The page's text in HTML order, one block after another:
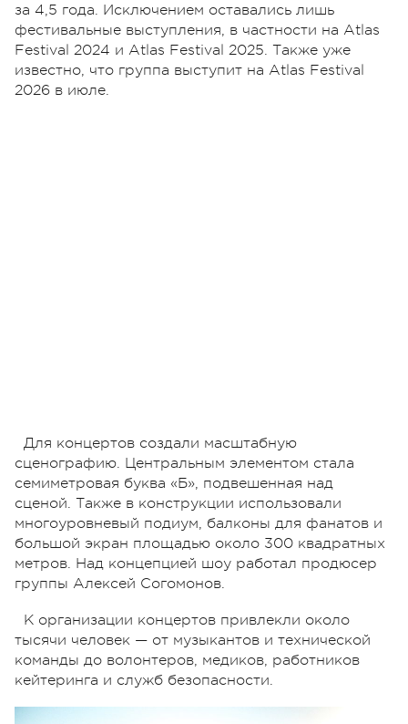
за 4,5 года. Исключением оставались лишь
фестивальные выступления, в частности на Atlas
Festival 2024 и Atlas Festival 2025. Также уже
известно, что группа выступит на Atlas Festival
2026 в июле.
Для концертов создали масштабную
сценографию. Центральным элементом стала
семиметровая буква «Б», подвешенная над
сценой. Также в конструкции использовали
многоуровневый подиум, балконы для фанатов и
большой экран площадью около 300 квадратных
метров. Над концепцией шоу работал продюсер
группы Алексей Согомонов.
К организации концертов привлекли около
тысячи человек — от музыкантов и технической
команды до волонтеров, медиков, работников
кейтеринга и служб безопасности.